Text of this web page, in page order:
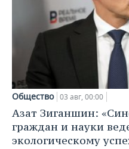
Общество 03 авг, 00:00
Азат Зиганшин:
граждан и науки
экологическому